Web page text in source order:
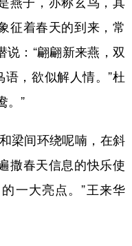
征着春天的到来，常
说：“翩翩新来燕，双
语，欲似解人情。”杜
。”
梁间环绕呢喃，在斜
撒春天信息的快乐使
一大亮点。”王来华